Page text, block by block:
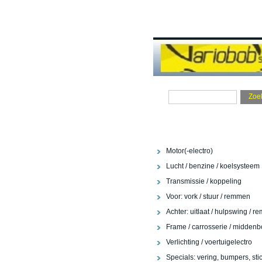
Motor(-electro)
Lucht / benzine / koelsysteem
Transmissie / koppeling
Voor: vork / stuur / remmen
Achter: uitlaat / hulpswing /
Frame / carrosserie /
Verlichting / voertuigelectro
Specials: vering, bumpers,